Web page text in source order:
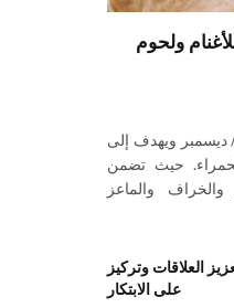
ولحوم
31 كانون الأول/ ديسمبر ويهدف إلى
حيث تضمن
والخراف والماعز
العلاقات وتركيز
على الابتكار